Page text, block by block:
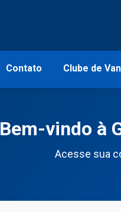
Contato Clube de
Bem-vindo à
Acesse sua